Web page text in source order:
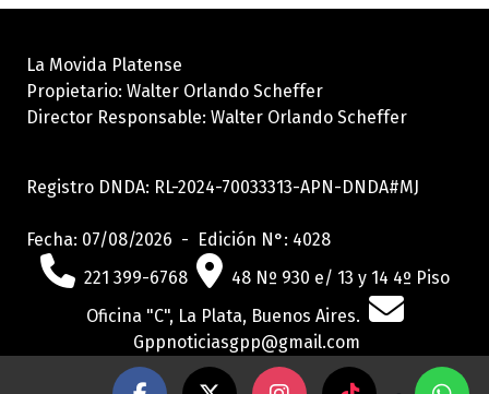
La Movida Platense
Propietario: Walter Orlando Scheffer
Director Responsable: Walter Orlando Scheffer
Registro DNDA: RL-2024-70033313-APN-DNDA#MJ
Fecha: 07/08/2026 - Edición N°: 4028
221 399-6768
48 Nº 930 e/ 13 y 14 4º Piso
Oficina "C", La Plata, Buenos Aires.
Gppnoticiasgpp@gmail.com